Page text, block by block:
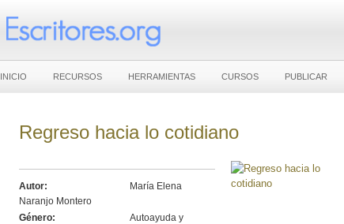
INICIO RECURSOS HERRAMIENTAS CURSOS PUBLICAR
Regreso hacia lo cotidiano
Autor:
María Elena
Naranjo Montero
Género:
Autoayuda y